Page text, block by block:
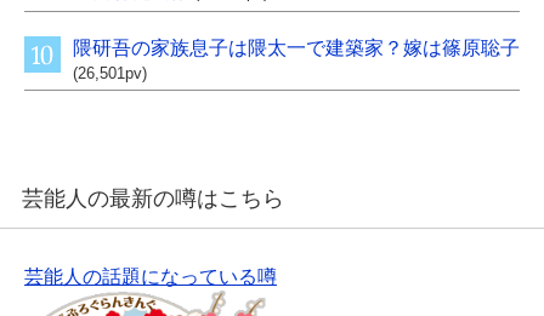
隈研吾の家族息子は隈太一で建築家？嫁は篠原聡子
(26,501pv)
芸能人の最新の噂はこちら
芸能人の話題になっている噂